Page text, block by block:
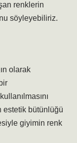
renklerin
söyleyebiliriz.
olarak
estetik bütünlüğü
giyimin renk